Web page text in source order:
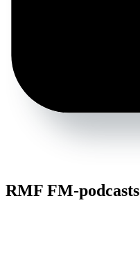
RMF FM-podcasts